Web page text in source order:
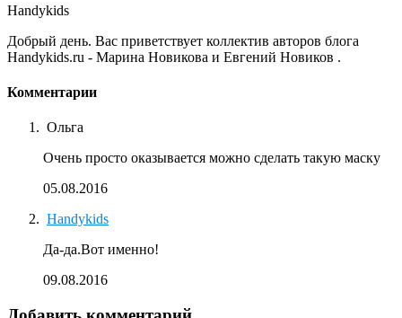
Handykids
Добрый день. Вас приветствует коллектив авторов блога
Handykids.ru - Марина Новикова и Евгений Новиков .
Комментарии
Ольга
Очень просто оказывается можно сделать такую маску
05.08.2016
Handykids
Да-да.Вот именно!
09.08.2016